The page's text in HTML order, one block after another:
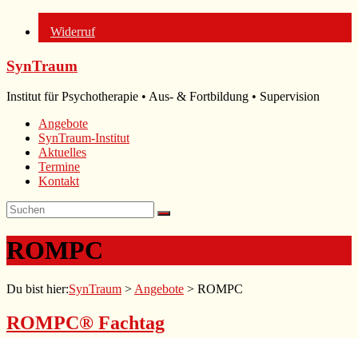
Widerruf
Zum
Inhalt
springen
SynTraum
Institut für Psychotherapie • Aus- & Fortbildung • Supervision
Angebote
SynTraum-Institut
Aktuelles
Termine
Kontakt
ROMPC
Du bist hier:SynTraum > Angebote > ROMPC
ROMPC® Fachtag